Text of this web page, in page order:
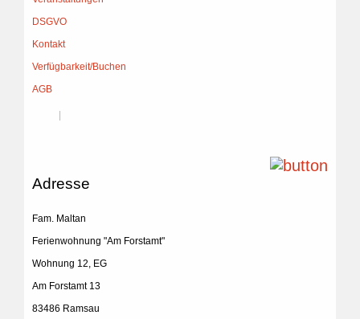
DSGVO
Kontakt
Verfügbarkeit/Buchen
AGB
Adresse
Fam. Maltan
Ferienwohnung "Am Forstamt"
Wohnung 12, EG
Am Forstamt 13
83486 Ramsau